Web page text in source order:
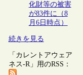
化財等の被害
が83件に（8
月6日時点）
続きを見る
「カレントアウェア
ネス-R」用のRSS：